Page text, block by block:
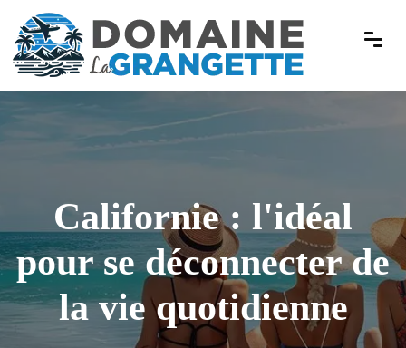
Californie : l'idéal
pour se déconnecter de
la vie quotidienne